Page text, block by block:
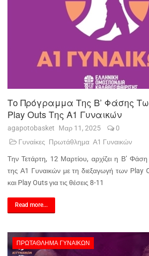
Το Πρόγραμμα Της Β’ Φάσης
Play Outs Της A1 Γυναικών
agapotobasket Μαρ 11, 2025
0
Γυναίκες Πρωτάθλημα Α1 Γυναικών
Την Τετάρτη, 12 Μαρτίου, αρχίζει η Β’
της Α1 Γυναικών με τη διεξαγωγή των Play
και Play Outs για τις θέσεις 8-11
Read more...
ΠΡΩΤΆΘΛΗΜΑ ΓΥΝΑΙΚΏΝ